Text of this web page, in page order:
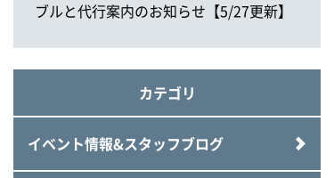
ブルと代行案内のお知らせ【5/27更新】
カテゴリ
イベント情報&スタッフブログ